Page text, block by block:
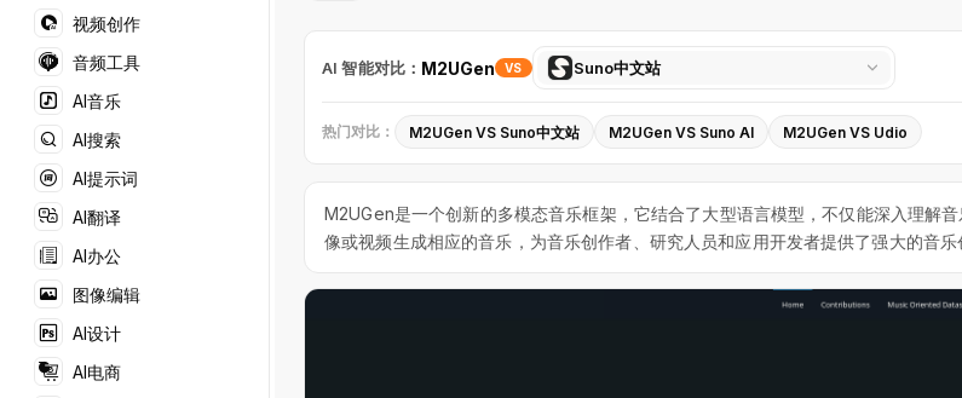
视频创作
音频工具
AI音乐
AI搜索
AI提示词
AI翻译
AI办公
图像编辑
AI设计
AI电商
AI 智能对比： M2UGen VS
选
比
具
Suno中文站
热门对比： M2UGen VS Suno中文站 M2UGen VS Suno AI M2UGen VS Udio
Suno
中
M2UGen是一个创新的多模态音乐框架，它结合了大型语言模型，不仅能深入理解
像或视频生成相应的音乐，为音乐创作者、研究人员和应用开发者提供了强大的音乐